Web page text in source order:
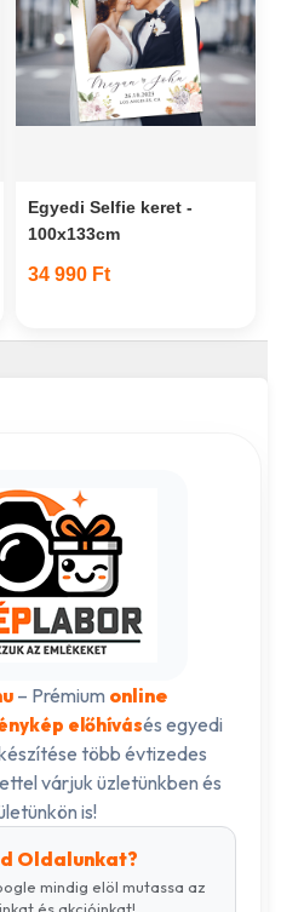
Egyedi Selfie keret -
100x133cm
34 990 Ft
– Prémium online
előhívásés egyedi
több évtizedes
várjuk üzletünkben és
is!
Oldalunkat?
mindig elöl mutassa az